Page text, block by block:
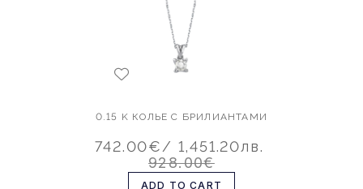
0.15 K КОЛЬЕ С БРИЛИАНТАМИ
742.00€/ 1,451.20лв.
928.00€
ADD TO CART